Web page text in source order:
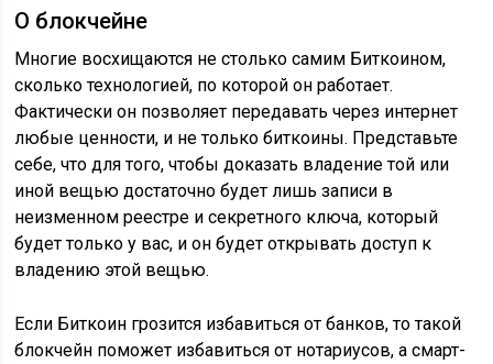
О блокчейне
Многие восхищаются не столько самим Биткоином,
сколько технологией, по которой он работает.
Фактически он позволяет передавать через интернет
любые ценности, и не только биткоины. Представьте
себе, что для того, чтобы доказать владение той или
иной вещью достаточно будет лишь записи в
неизменном реестре и секретного ключа, который
будет только у вас, и он будет открывать доступ к
владению этой вещью.
Если Биткоин грозится избавиться от банков, то такой
блокчейн поможет избавиться от нотариусов, а смарт-